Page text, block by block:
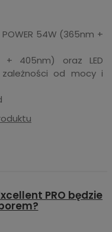
POWER 54W (365nm +
+ 405nm) oraz LED
od mocy i
PRO będzie